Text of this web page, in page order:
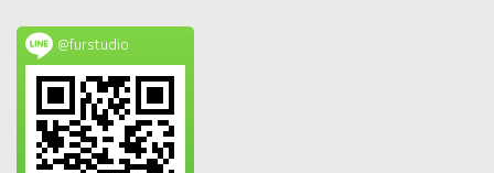
@furstudio